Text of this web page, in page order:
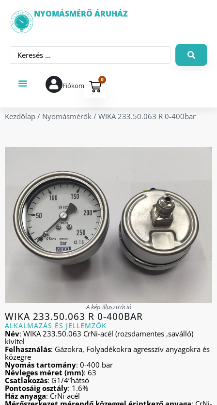
NYOMÁSMÉRŐ ÁRUHÁZ
Fiókom
0
Kezdőlap / Nyomásmérők / WIKA 233.50.063 R 0-400bar
A kép illusztráció
WIKA 233.50.063 R 0-400BAR
ALKALMAZÁS ÉS JELLEMZŐK
Név: WIKA 233.50.063 CrNi-acél (rozsdamentes ,saválló)
kivitel
Felhasználás: Gázokra, Folyadékokra agresszív anyagokra és
közegre
Nyomás tartomány: 0-400 bar
Névleges méret (mm): 63
Csatlakozás: G1/4”hátsó
Pontosáig osztály: 1.6%
Ház anyaga: CrNi-acél